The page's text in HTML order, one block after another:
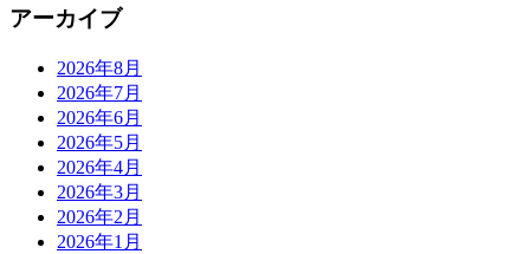
アーカイブ
2026年8月
2026年7月
2026年6月
2026年5月
2026年4月
2026年3月
2026年2月
2026年1月